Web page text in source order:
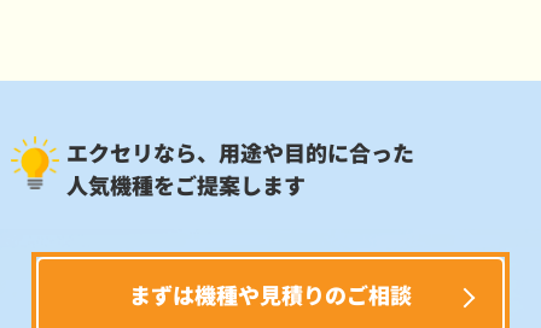
エクセリなら、用途や目的に合った
人気機種をご提案します
まずは機種や見積りのご相談